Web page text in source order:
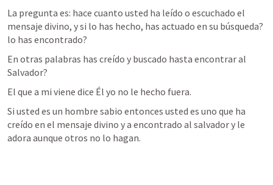
La pregunta es: hace cuanto usted ha leído o escuchado el
mensaje divino, y si lo has hecho, has actuado en su búsqueda?
lo has encontrado?
En otras palabras has creído y buscado hasta encontrar al
Salvador?
El que a mi viene dice Él yo no le hecho fuera.
Si usted es un hombre sabio entonces usted es uno que ha
creído en el mensaje divino y a encontrado al salvador y le
adora aunque otros no lo hagan.